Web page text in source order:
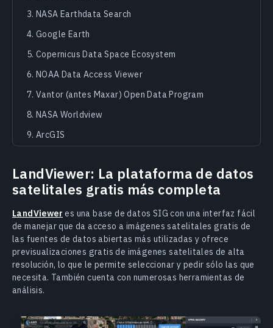
NASA Earthdata Search
Google Earth
Copernicus Data Space Ecosystem
NOAA Data Access Viewer
Vantor (antes Maxar) Open Data Program
NASA Worldview
ArcGIS
Sacar partido a las plataformas con imágenes
satelitales gratis
LandViewer: La plataforma de datos
satelitales gratis más completa
LandViewer es una base de datos SIG con una interfaz fácil
de manejar que da acceso a imágenes satelitales gratis de
las fuentes de datos abiertas más utilizadas y ofrece
previsualizaciones gratis de imágenes satelitales de alta
resolución, lo que le permite seleccionar y pedir sólo las que
necesita. También cuenta con numerosas herramientas de
análisis.